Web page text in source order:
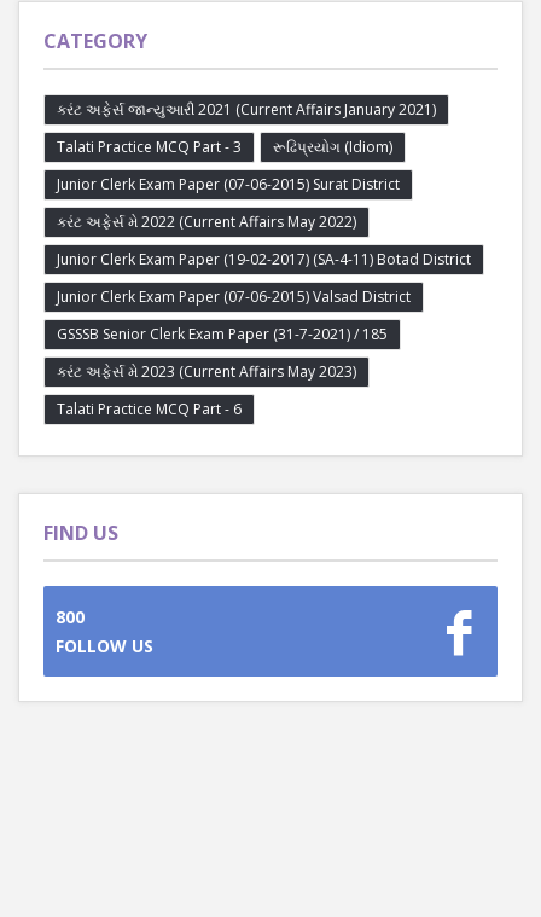
CATEGORY
કરંટ અફેર્સ જાન્યુઆરી 2021 (Current Affairs January 2021)
Talati Practice MCQ Part - 3
રૂઢિપ્રયોગ (Idiom)
Junior Clerk Exam Paper (07-06-2015) Surat District
કરંટ અફેર્સ મે 2022 (Current Affairs May 2022)
Junior Clerk Exam Paper (19-02-2017) (SA-4-11) Botad District
Junior Clerk Exam Paper (07-06-2015) Valsad District
GSSSB Senior Clerk Exam Paper (31-7-2021) / 185
કરંટ અફેર્સ મે 2023 (Current Affairs May 2023)
Talati Practice MCQ Part - 6
FIND US
800
FOLLOW US